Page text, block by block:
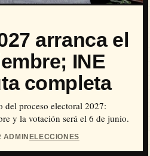
arranca el
INE
completa
proceso electoral 2027:
y la votación será el 6 de junio.
ADMINELECCIONES